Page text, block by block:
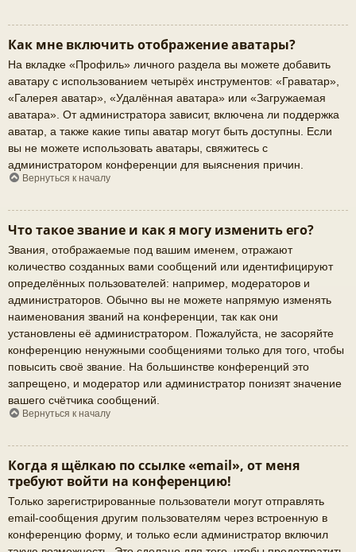
Как мне включить отображение аватары?
На вкладке «Профиль» личного раздела вы можете добавить
аватару с использованием четырёх инструментов: «Граватар»,
«Галерея аватар», «Удалённая аватара» или «Загружаемая
аватара». От администратора зависит, включена ли поддержка
аватар, а также какие типы аватар могут быть доступны. Если
вы не можете использовать аватары, свяжитесь с
администратором конференции для выяснения причин.
Вернуться к началу
Что такое звание и как я могу изменить его?
Звания, отображаемые под вашим именем, отражают
количество созданных вами сообщений или идентифицируют
определённых пользователей: например, модераторов и
администраторов. Обычно вы не можете напрямую изменять
наименования званий на конференции, так как они
установлены её администратором. Пожалуйста, не засоряйте
конференцию ненужными сообщениями только для того, чтобы
повысить своё звание. На большинстве конференций это
запрещено, и модератор или администратор понизят значение
вашего счётчика сообщений.
Вернуться к началу
Когда я щёлкаю по ссылке «email», от меня
требуют войти на конференцию!
Только зарегистрированные пользователи могут отправлять
email-сообщения другим пользователям через встроенную в
конференцию форму, и только если администратор включил